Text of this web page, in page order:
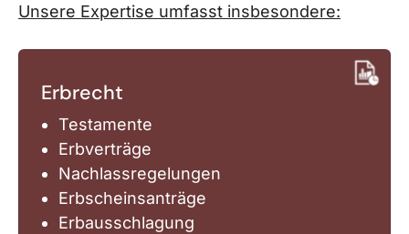
Unsere Expertise umfasst insbesondere:
Erbrecht
Testamente
Erbverträge
Nachlassregelungen
Erbscheinsanträge
Erbausschlagung